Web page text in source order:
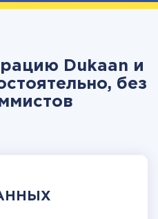
Dukaan и
без